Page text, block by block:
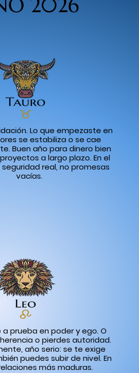
Lo que empezaste en
se estabiliza o se cae
Buen año para dinero bien
a largo plazo. En el
real, no promesas
vacías.
a prueba en poder y ego. O
o pierdes autoridad.
año serio: se te exige
puedes subir de nivel. En
más maduras.